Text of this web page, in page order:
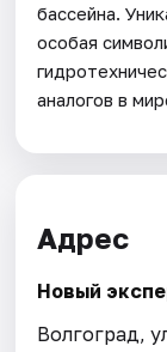
бассейна.
особая
аналогов в
Адрес
Новый
Волгоград,